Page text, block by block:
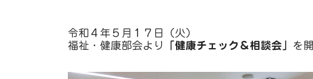
令和４年５月１７日（火）
福祉・健康部会より
「健康チェック＆相談会」 を